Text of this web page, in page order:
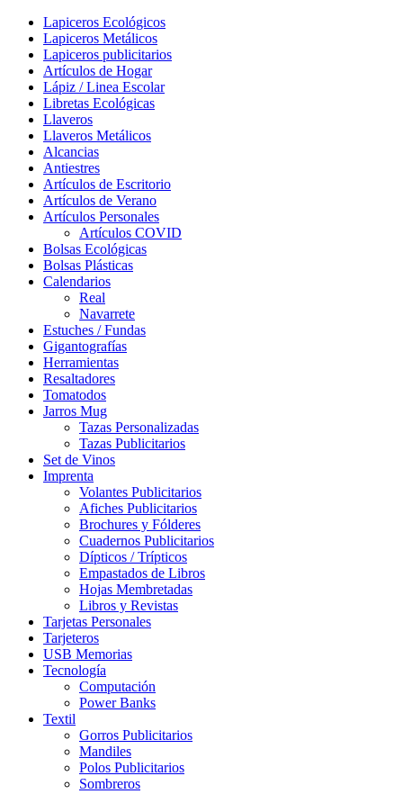
Lapiceros Ecológicos
Lapiceros Metálicos
Lapiceros publicitarios
Artículos de Hogar
Lápiz / Linea Escolar
Libretas Ecológicas
Llaveros
Llaveros Metálicos
Alcancias
Antiestres
Artículos de Escritorio
Artículos de Verano
Artículos Personales
Artículos COVID
Bolsas Ecológicas
Bolsas Plásticas
Calendarios
Real
Navarrete
Estuches / Fundas
Gigantografías
Herramientas
Resaltadores
Tomatodos
Jarros Mug
Tazas Personalizadas
Tazas Publicitarios
Set de Vinos
Imprenta
Volantes Publicitarios
Afiches Publicitarios
Brochures y Fólderes
Cuadernos Publicitarios
Dípticos / Trípticos
Empastados de Libros
Hojas Membretadas
Libros y Revistas
Tarjetas Personales
Tarjeteros
USB Memorias
Tecnología
Computación
Power Banks
Textil
Gorros Publicitarios
Mandiles
Polos Publicitarios
Sombreros